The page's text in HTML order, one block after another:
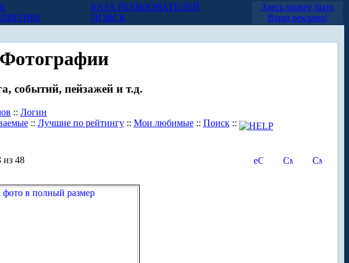
БАЗА ПОЛЬЗОВАТЕЛЕЙ
ПОИСК
Здесь может быть
Ваша реклама!
событий, пейзажей и т.д.
:: Логин
:: Лучшие по рейтингу:: Мои любимые:: Поиск::
48